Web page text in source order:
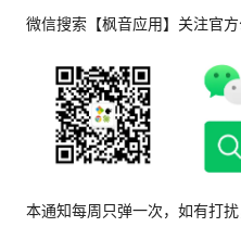
2024年9月2日 15:44 装机必备
软件介绍
Microsoft XNA Framework
强大开发框架，如知名游
Framewok环境运行。该框
微信搜索【枫音应用】关注官
本通知每周只弹一次，如有打